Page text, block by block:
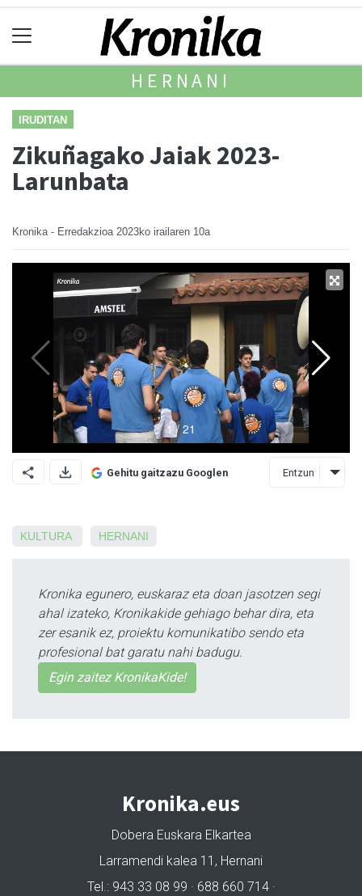
HERNANI
IRUDITAN
Zikuñagako Jaiak 2023-
Larunbata
Kronika - Erredakzioa 2023ko irailaren 10a
Gehitu gaitzazu Googlen Entzun
KULTURA HERNANI
Kronika egunero, euskaraz eta doan jasotzen segi
ahal izateko, Kronikakide gehiago behar dira, eta
zer esanik ez, proiektu komunikatibo sendo eta
profesional bat garatu nahi badugu.
Egin zaitez KronikaKide!
Kronika.eus
Dobera Euskara Elkartea
Larramendi kalea 11, Hernani
Tel.: 943 33 08 99 · 688 660 714 ·